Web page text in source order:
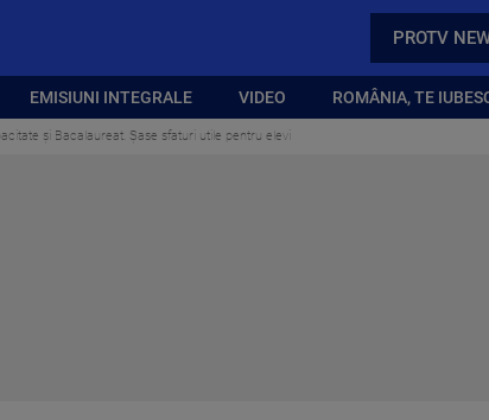
PROTV
EMISIUNI INTEGRALE VIDEO ROMÂNIA, TE
și Bacalaureat. Șase sfaturi utile pentru elevi